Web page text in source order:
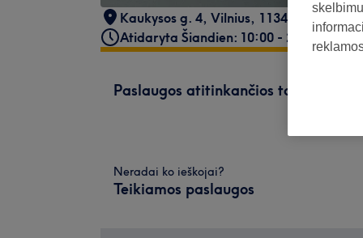
Kaukysos g. 4, Vilnius, 11342
Atidaryta Šiandien: 10:00 - 21:00
Paslaugos atitinkančios tavo paiešką
Neradai ko ieškojai?
Teikiamos paslaugos